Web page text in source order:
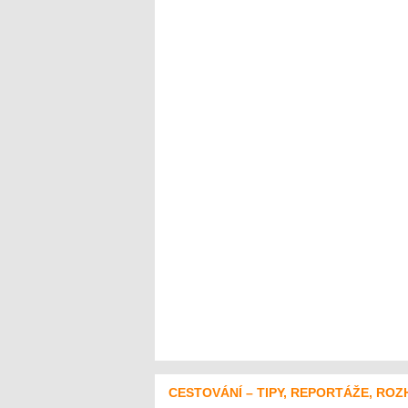
CESTOVÁNÍ – TIPY, REPORTÁŽE,